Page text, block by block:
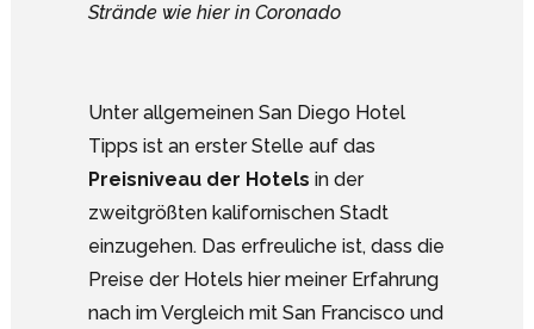
Strände wie hier in Coronado
Unter allgemeinen San Diego Hotel
Tipps ist an erster Stelle auf das
Preisniveau der Hotels in der
zweitgrößten kalifornischen Stadt
einzugehen. Das erfreuliche ist, dass die
Preise der Hotels hier meiner Erfahrung
nach im Vergleich mit San Francisco und